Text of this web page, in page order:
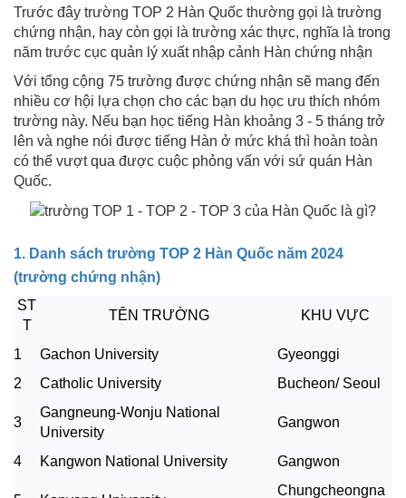
Trước đây trường TOP 2 Hàn Quốc thường gọi là trường
chứng nhận, hay còn gọi là trường xác thực, nghĩa là trong
năm trước cục quản lý xuất nhập cảnh Hàn chứng nhận
Với tổng cộng 75 trường được chứng nhận sẽ mang đến
nhiều cơ hội lựa chọn cho các bạn du học ưu thích nhóm
trường này. Nếu bạn học tiếng Hàn khoảng 3 - 5 tháng trở
lên và nghe nói được tiếng Hàn ở mức khá thì hoàn toàn
có thể vượt qua được cuộc phỏng vấn với sứ quán Hàn
Quốc.
1. Danh sách trường TOP 2 Hàn Quốc năm 2024
(trường chứng nhận)
ST
T
TÊN TRƯỜNG KHU VỰC
1 Gachon University
Gyeonggi
2
Catholic University Bucheon/ Seoul
3
Gangneung-Wonju National
University
Gangwon
4 Kangwon National University Gangwon
Chungcheongna